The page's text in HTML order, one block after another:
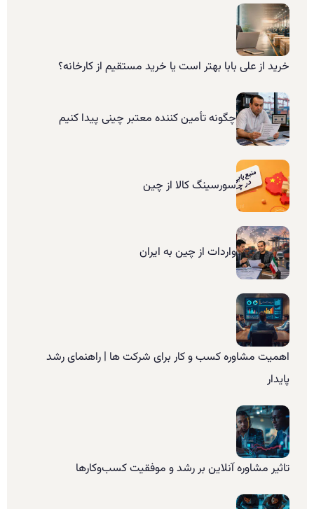
خرید از علی بابا بهتر است یا خرید مستقیم از کارخانه؟
چگونه تأمین کننده معتبر چینی پیدا کنیم
سورسینگ کالا از چین
واردات از چین به ایران
اهمیت مشاوره کسب و کار برای شرکت ها | راهنمای رشد
پایدار
تاثیر مشاوره آنلاین بر رشد و موفقیت کسب‌وکارها